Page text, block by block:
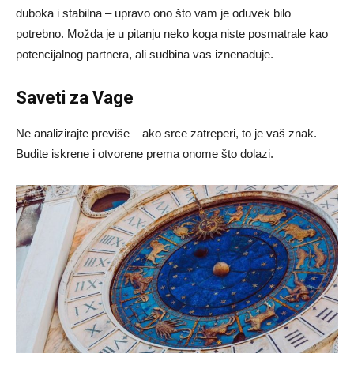
duboka i stabilna – upravo ono što vam je oduvek bilo
potrebno. Možda je u pitanju neko koga niste posmatrale kao
potencijalnog partnera, ali sudbina vas iznenađuje.
Saveti za Vage
Ne analizirajte previše – ako srce zatreperi, to je vaš znak.
Budite iskrene i otvorene prema onome što dolazi.